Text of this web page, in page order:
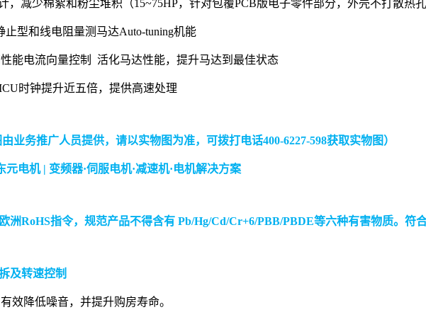
絮和粉尘堆积（15~75HP，针对包覆PCB版电子零件部分，外壳不打散热孔
型和线电阻量测马达Auto-tuning机能
流向量控制 活化马达性能，提升马达到最佳状态
时钟提升近五倍，提供高速处理
业务推广人员提供，请以实物图为准，可拨打电话400-6227-598获取实物图）
洲RoHS指令，规范产品不得含有 Pb/Hg/Cd/Cr+6/PBB/PBDE等六种有害物质。符合
及转速控制
效降低噪音，并提升购房寿命。